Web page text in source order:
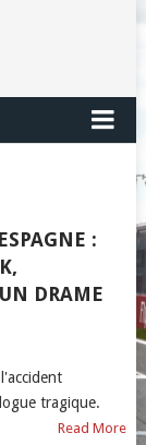
:
DRAME
tragique.
Read More